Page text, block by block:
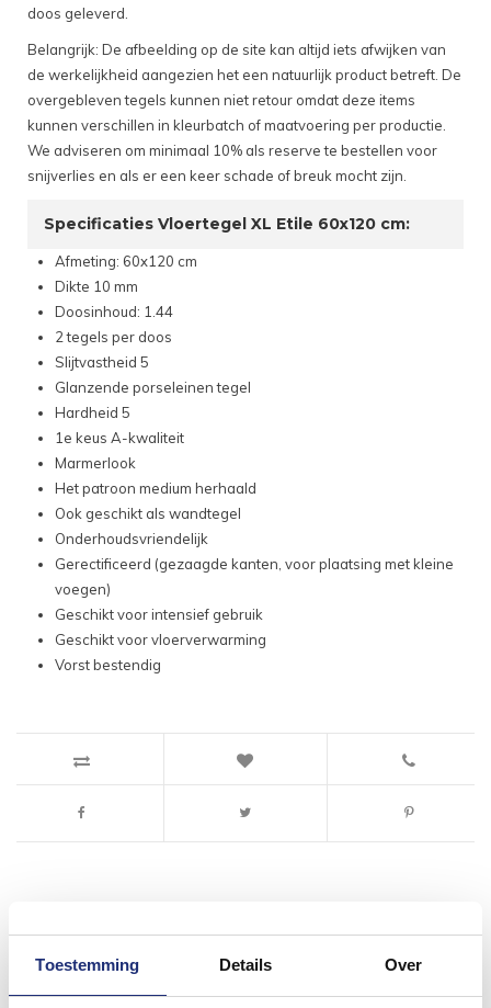
Toestemming Details Over
doos geleverd.
Belangrijk: De afbeelding op de site kan altijd iets afwijken van
de werkelijkheid aangezien het een natuurlijk product betreft. De
overgebleven tegels kunnen niet retour omdat deze items
kunnen verschillen in kleurbatch of maatvoering per productie.
We adviseren om minimaal 10% als reserve te bestellen voor
snijverlies en als er een keer schade of breuk mocht zijn.
Specificaties Vloertegel XL Etile 60x120 cm:
Afmeting: 60x120 cm
Dikte 10 mm
Doosinhoud: 1.44
2 tegels per doos
Slijtvastheid 5
Glanzende porseleinen tegel
Hardheid 5
1e keus A-kwaliteit
Marmerlook
Het patroon medium herhaald
Ook geschikt als wandtegel
Onderhoudsvriendelijk
Gerectificeerd (gezaagde kanten, voor plaatsing met kleine
voegen)
Geschikt voor intensief gebruik
Geschikt voor vloerverwarming
Vorst bestendig
#mijndroombadkamer
Wij geloven in de kracht van delen. Deel jouw